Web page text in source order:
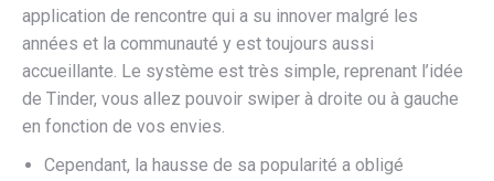
application de rencontre qui a su innover malgré les
années et la communauté y est toujours aussi
accueillante. Le système est très simple, reprenant l’idée
de Tinder, vous allez pouvoir swiper à droite ou à gauche
en fonction de vos envies.
Cependant, la hausse de sa popularité a obligé